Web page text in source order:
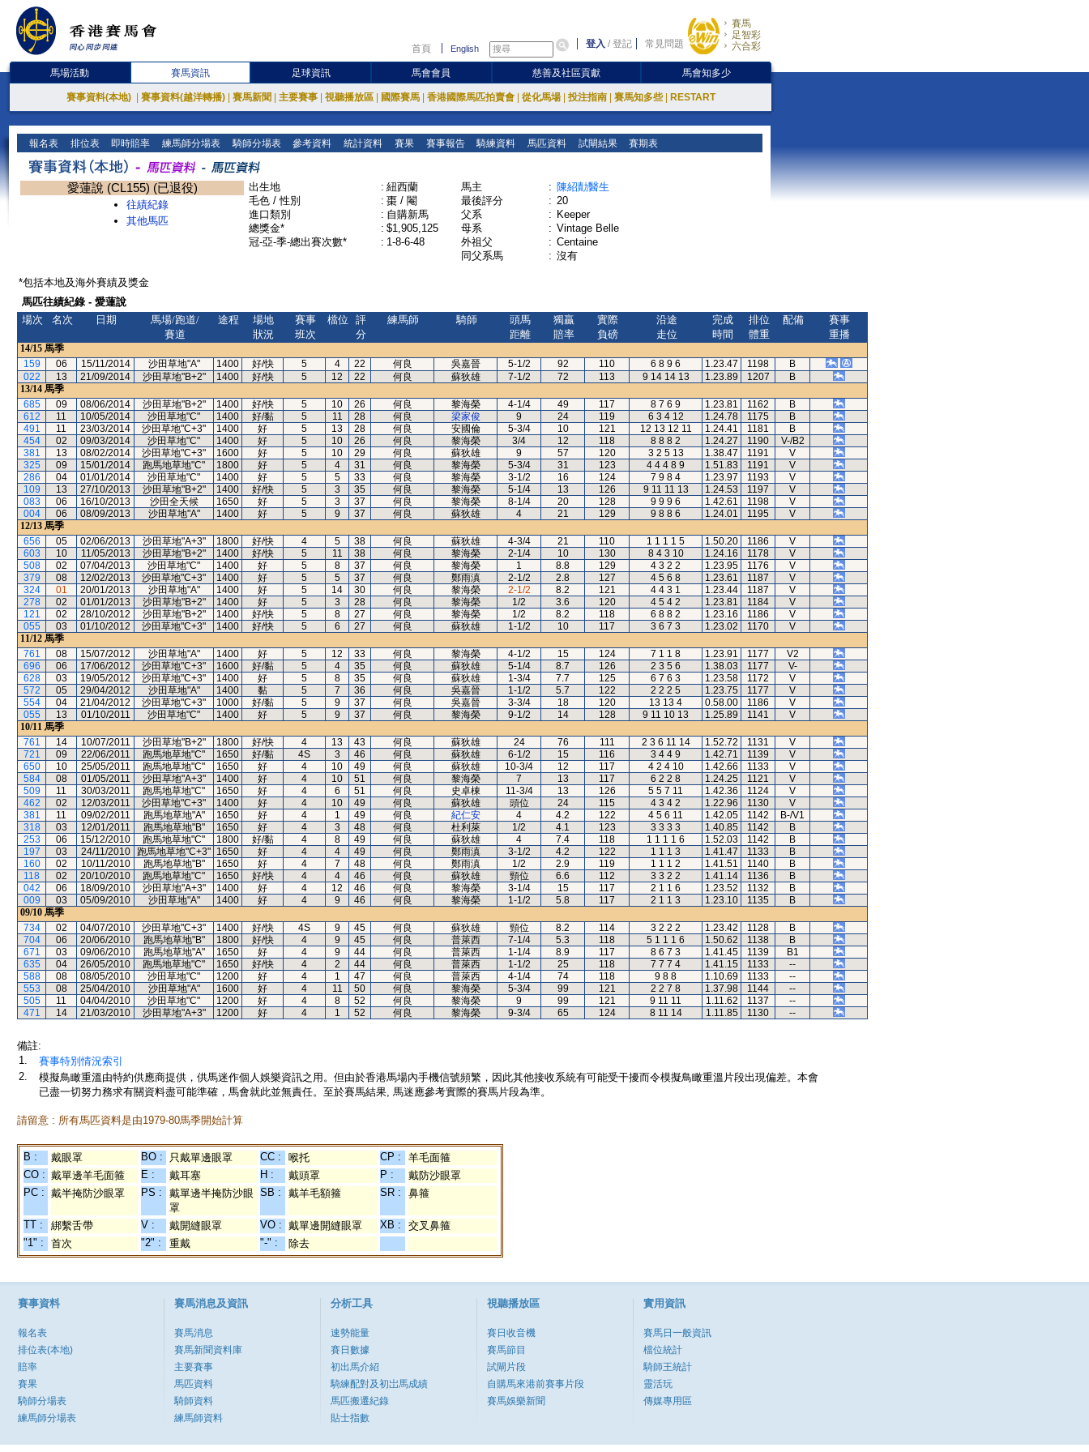
首頁 English 登入 /登記 常見問題
賽馬
足智彩
六合彩
馬場活動 賽馬資訊 足球資訊 馬會會員 慈善及社區貢獻 馬會知多少
賽事資料(本地) 賽事資料(越洋轉播) 賽馬新聞 主要賽事 視聽播放區 國際賽馬 香港國際馬匹拍賣會 從化馬場 投注指南 賽馬知多些 RESTART
報名表 排位表 即時賠率 練馬師分場表 騎師分場表 參考資料 統計資料 賽果 賽事報告 騎練資料 馬匹資料 試閘結果 賽期表
愛蓮說 (CL155) (已退役)
往績紀錄
其他馬匹
出生地 : 紐西蘭
毛色 / 性別
: 棗 / 閹
進口類別
: 自購新馬
總獎金*
: $1,905,125
冠-亞-季-總出賽次數*
: 1-8-6-48
馬主 : 陳紹勣醫生
最後評分
: 20
父系
: Keeper
母系
: Vintage Belle
外祖父
: Centaine
同父系馬
: 沒有
*包括本地及海外賽績及獎金
馬匹往績紀錄 - 愛蓮說
場次
名次 日期
馬場/跑道/
賽道
途程
場地
狀況
賽事
班次
檔位
評
分
練馬師 騎師
頭馬
距離
獨贏
賠率
實際
負磅
沿途
走位
完成
時間
排位
體重
配備
賽事
重播
14/15 馬季
159
06 15/11/2014 沙田草地"A" 1400 好/快 5 4 22 何良 吳嘉晉 5-1/2 92 110 6 8 9 6 1.23.47 1198
B
022
13 21/09/2014 沙田草地"B+2" 1400 好/快 5 12 22 何良 蘇狄雄 7-1/2 72 113 9 14 14 13 1.23.89 1207
B
13/14 馬季
685
09 08/06/2014 沙田草地"B+2" 1400 好/快 5 10 26 何良 黎海榮 4-1/4 49 117 8 7 6 9 1.23.81 1162
B
612
11 10/05/2014 沙田草地"C" 1400 好/黏 5 11 28 何良 梁家俊 9 24 119 6 3 4 12 1.24.78 1175
B
491
11 23/03/2014 沙田草地"C+3" 1400 好 5 13 28 何良 安國倫 5-3/4 10 121 12 13 12 11 1.24.41 1181
B
454
02 09/03/2014 沙田草地"C" 1400 好 5 10 26 何良 黎海榮 3/4 12 118 8 8 8 2 1.24.27 1190
V-/B2
381
13 08/02/2014 沙田草地"C+3" 1600 好 5 10 29 何良 蘇狄雄 9 57 120 3 2 5 13 1.38.47 1191
V
325
09 15/01/2014 跑馬地草地"C" 1800 好 5 4 31 何良 黎海榮 5-3/4 31 123 4 4 4 8 9 1.51.83 1191
V
286
04 01/01/2014 沙田草地"C" 1400 好 5 5 33 何良 黎海榮 3-1/2 16 124 7 9 8 4 1.23.97 1193
V
109
13 27/10/2013 沙田草地"B+2" 1400 好/快 5 3 35 何良 黎海榮 5-1/4 13 126 9 11 11 13 1.24.53 1197
V
083
06 16/10/2013 沙田全天候 1650 好 5 3 37 何良 黎海榮 8-1/4 20 128 9 9 9 6 1.42.61 1198
V
004
06 08/09/2013 沙田草地"A" 1400 好 5 9 37 何良 蘇狄雄 4 21 129 9 8 8 6 1.24.01 1195
V
12/13 馬季
656
05 02/06/2013 沙田草地"A+3" 1800 好/快 4 5 38 何良 蘇狄雄 4-3/4 21 110 1 1 1 1 5 1.50.20 1186
V
603
10 11/05/2013 沙田草地"B+2" 1400 好/快 5 11 38 何良 黎海榮 2-1/4 10 130 8 4 3 10 1.24.16 1178
V
508
02 07/04/2013 沙田草地"C" 1400 好 5 8 37 何良 黎海榮 1 8.8 129 4 3 2 2 1.23.95 1176
V
379
08 12/02/2013 沙田草地"C+3" 1400 好 5 5 37 何良 鄭雨滇 2-1/2 2.8 127 4 5 6 8 1.23.61 1187
V
324
01 20/01/2013 沙田草地"A" 1400 好 5 14 30 何良 黎海榮 2-1/2 8.2 121 4 4 3 1 1.23.44 1187
V
278
02 01/01/2013 沙田草地"B+2" 1400 好 5 3 28 何良 黎海榮 1/2 3.6 120 4 5 4 2 1.23.81 1184
V
121
02 28/10/2012 沙田草地"B+2" 1400 好/快 5 8 27 何良 黎海榮 1/2 8.2 118 6 8 8 2 1.23.16 1186
V
055
03 01/10/2012 沙田草地"C+3" 1400 好/快 5 6 27 何良 蘇狄雄 1-1/2 10 117 3 6 7 3 1.23.02 1170
V
11/12 馬季
761
08 15/07/2012 沙田草地"A" 1400 好 5 12 33 何良 黎海榮 4-1/2 15 124 7 1 1 8 1.23.91 1177
V2
696
06 17/06/2012 沙田草地"C+3" 1600 好/黏 5 4 35 何良 蘇狄雄 5-1/4 8.7 126 2 3 5 6 1.38.03 1177
V-
628
03 19/05/2012 沙田草地"C+3" 1400 好 5 8 35 何良 蘇狄雄 1-3/4 7.7 125 6 7 6 3 1.23.58 1172
V
572
05 29/04/2012 沙田草地"A" 1400 黏 5 7 36 何良 吳嘉晉 1-1/2 5.7 122 2 2 2 5 1.23.75 1177
V
554
04 21/04/2012 沙田草地"C+3" 1000 好/黏 5 9 37 何良 吳嘉晉 3-3/4 18 120 13 13 4 0.58.00 1186
V
055
13 01/10/2011 沙田草地"C" 1400 好 5 9 37 何良 黎海榮 9-1/2 14 128 9 11 10 13 1.25.89 1141
V
10/11 馬季
761
14 10/07/2011 沙田草地"B+2" 1800 好/快 4 13 43 何良 蘇狄雄 24 76 111 2 3 6 11 14 1.52.72 1131
V
721
09 22/06/2011 跑馬地草地"C" 1650 好/黏 4S 3 46 何良 蘇狄雄 6-1/2 15 116 3 4 4 9 1.42.71 1139
V
650
10 25/05/2011 跑馬地草地"C" 1650 好 4 10 49 何良 蘇狄雄 10-3/4 12 117 4 2 4 10 1.42.66 1133
V
584
08 01/05/2011 沙田草地"A+3" 1400 好 4 10 51 何良 黎海榮 7 13 117 6 2 2 8 1.24.25 1121
V
509
11 30/03/2011 跑馬地草地"C" 1650 好 4 6 51 何良 史卓棟 11-3/4 13 126 5 5 7 11 1.42.36 1124
V
462
02 12/03/2011 沙田草地"C+3" 1400 好 4 10 49 何良 蘇狄雄 頭位 24 115 4 3 4 2 1.22.96 1130
V
381
11 09/02/2011 跑馬地草地"A" 1650 好 4 1 49 何良 紀仁安 4 4.2 122 4 5 6 11 1.42.05 1142
B-/V1
318
03 12/01/2011 跑馬地草地"B" 1650 好 4 3 48 何良 杜利萊 1/2 4.1 123 3 3 3 3 1.40.85 1142
B
253
06 15/12/2010 跑馬地草地"C" 1800 好/黏 4 8 49 何良 蘇狄雄 4 7.4 118 1 1 1 1 6 1.52.03 1142
B
197
03 24/11/2010 跑馬地草地"C+3" 1650 好 4 4 49 何良 鄭雨滇 3-1/2 4.2 122 1 1 1 3 1.41.47 1133
B
160
02 10/11/2010 跑馬地草地"B" 1650 好 4 7 48 何良 鄭雨滇 1/2 2.9 119 1 1 1 2 1.41.51 1140
B
118
02 20/10/2010 跑馬地草地"C" 1650 好/快 4 4 46 何良 蘇狄雄 頸位 6.6 112 3 3 2 2 1.41.14 1136
B
042
06 18/09/2010 沙田草地"A+3" 1400 好 4 12 46 何良 黎海榮 3-1/4 15 117 2 1 1 6 1.23.52 1132
B
009
03 05/09/2010 沙田草地"A" 1400 好 4 9 46 何良 黎海榮 1-1/2 5.8 117 2 1 1 3 1.23.10 1135
B
09/10 馬季
734
02 04/07/2010 沙田草地"C+3" 1400 好/快 4S 9 45 何良 蘇狄雄 頸位 8.2 114 3 2 2 2 1.23.42 1128
B
704
06 20/06/2010 跑馬地草地"B" 1800 好/快 4 9 45 何良 普萊西 7-1/4 5.3 118 5 1 1 1 6 1.50.62 1138
B
671
03 09/06/2010 跑馬地草地"A" 1650 好 4 9 44 何良 普萊西 1-1/4 8.9 117 8 6 7 3 1.41.45 1139
B1
635
04 26/05/2010 跑馬地草地"C" 1650 好/快 4 2 44 何良 普萊西 1-1/2 25 118 7 7 7 4 1.41.15 1133
--
588
08 08/05/2010 沙田草地"C" 1200 好 4 1 47 何良 普萊西 4-1/4 74 118 9 8 8 1.10.69 1133
--
553
08 25/04/2010 沙田草地"A" 1600 好 4 11 50 何良 黎海榮 5-3/4 99 121 2 2 7 8 1.37.98 1144
--
505
11 04/04/2010 沙田草地"C" 1200 好 4 8 52 何良 黎海榮 9 99 121 9 11 11 1.11.62 1137
--
471
14 21/03/2010 沙田草地"A+3" 1200 好 4 1 52 何良 黎海榮 9-3/4 65 124 8 11 14 1.11.85 1130 --
備註:
1.
賽事特別情況索引
2.
模擬鳥瞰重溫由特約供應商提供，供馬迷作個人娛樂資訊之用。但由於香港馬場內手機信號頻繁，因此其他接收系統有可能受干擾而令模擬鳥瞰重溫片段出現偏差。本會
已盡一切努力務求有關資料盡可能準確，馬會就此並無責任。至於賽馬結果, 馬迷應參考實際的賽馬片段為準。
請留意 : 所有馬匹資料是由1979-80馬季開始計算
B : 戴眼罩 BO : 只戴單邊眼罩 CC : 喉托 CP :
羊毛面箍
CO : 戴單邊羊毛面箍 E : 戴耳塞 H : 戴頭罩 P :
戴防沙眼罩
PC : 戴半掩防沙眼罩 PS :
戴單邊半掩防沙眼
罩
SB : 戴羊毛額箍 SR : 鼻箍
TT : 綁繫舌帶 V : 戴開縫眼罩 VO : 戴單邊開縫眼罩 XB :
交叉鼻箍
"1" :
首次 "2" : 重戴 "-" : 除去
賽事資料
報名表
排位表(本地)
賠率
賽果
騎師分場表
練馬師分場表
賽馬消息及資訊
賽馬消息
賽馬新聞資料庫
主要賽事
馬匹資料
騎師資料
練馬師資料
分析工具
速勢能量
賽日數據
初出馬介紹
騎練配對及初岀馬成績
馬匹搬遷紀錄
貼士指數
視聽播放區
賽日收音機
賽馬節目
試閘片段
自購馬來港前賽事片段
賽馬娛樂新聞
實用資訊
賽馬日一般資訊
檔位統計
騎師王統計
靈活玩
傳媒專用區